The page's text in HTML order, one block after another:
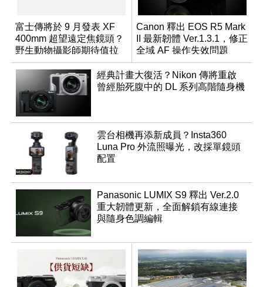
富士傳將於 9 月發表 XF
400mm 超望遠定焦鏡頭？
野生動物攝影師期待值拉
滿
Canon 釋出 EOS R5 Mark
II 最新韌體 Ver.1.3.1，修正
全域 AF 操作失效問題
經典計畫大復活？Nikon 傳將重啟
曾經胎死腹中的 DL 系列高階隨身機
雲台相機再添新成員？Insta360
Luna Pro 外流照曝光，改採單鏡頭
配置
Panasonic LUMIX S9 釋出 Ver.2.0
重大韌體更新，全面解鎖有線連接
與隨身色調編輯